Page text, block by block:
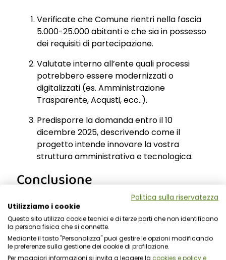
Verificate che Comune rientri nella fascia
5.000-25.000 abitanti e che sia in possesso
dei requisiti di partecipazione.
Valutate interno all’ente quali processi
potrebbero essere modernizzati o
digitalizzati (es. Amministrazione
Trasparente, Acqusti, ecc..).
Predisporre la domanda entro il 10
dicembre 2025, descrivendo come il
progetto intende innovare la vostra
struttura amministrativa e tecnologica.
Conclusione
L’avviso “Risorse in Comune” offre ai Comuni di
dimensione medio-piccola un’opportunità
concreta di rilancio e digitalizzazione. Con ISWEB
al vostro fianco, potete trasformare questa
Politica sulla riservatezza
Utilizziamo i cookie
Questo sito utilizza cookie tecnici e di terze parti che non identificano
la persona fisica che si connette.
Mediante il tasto "Personalizza" puoi gestire le opzioni modificando
le preferenze sulla gestione dei cookie di profilazione.
Per maggiori informazioni si invita a leggere la cookies e policy e